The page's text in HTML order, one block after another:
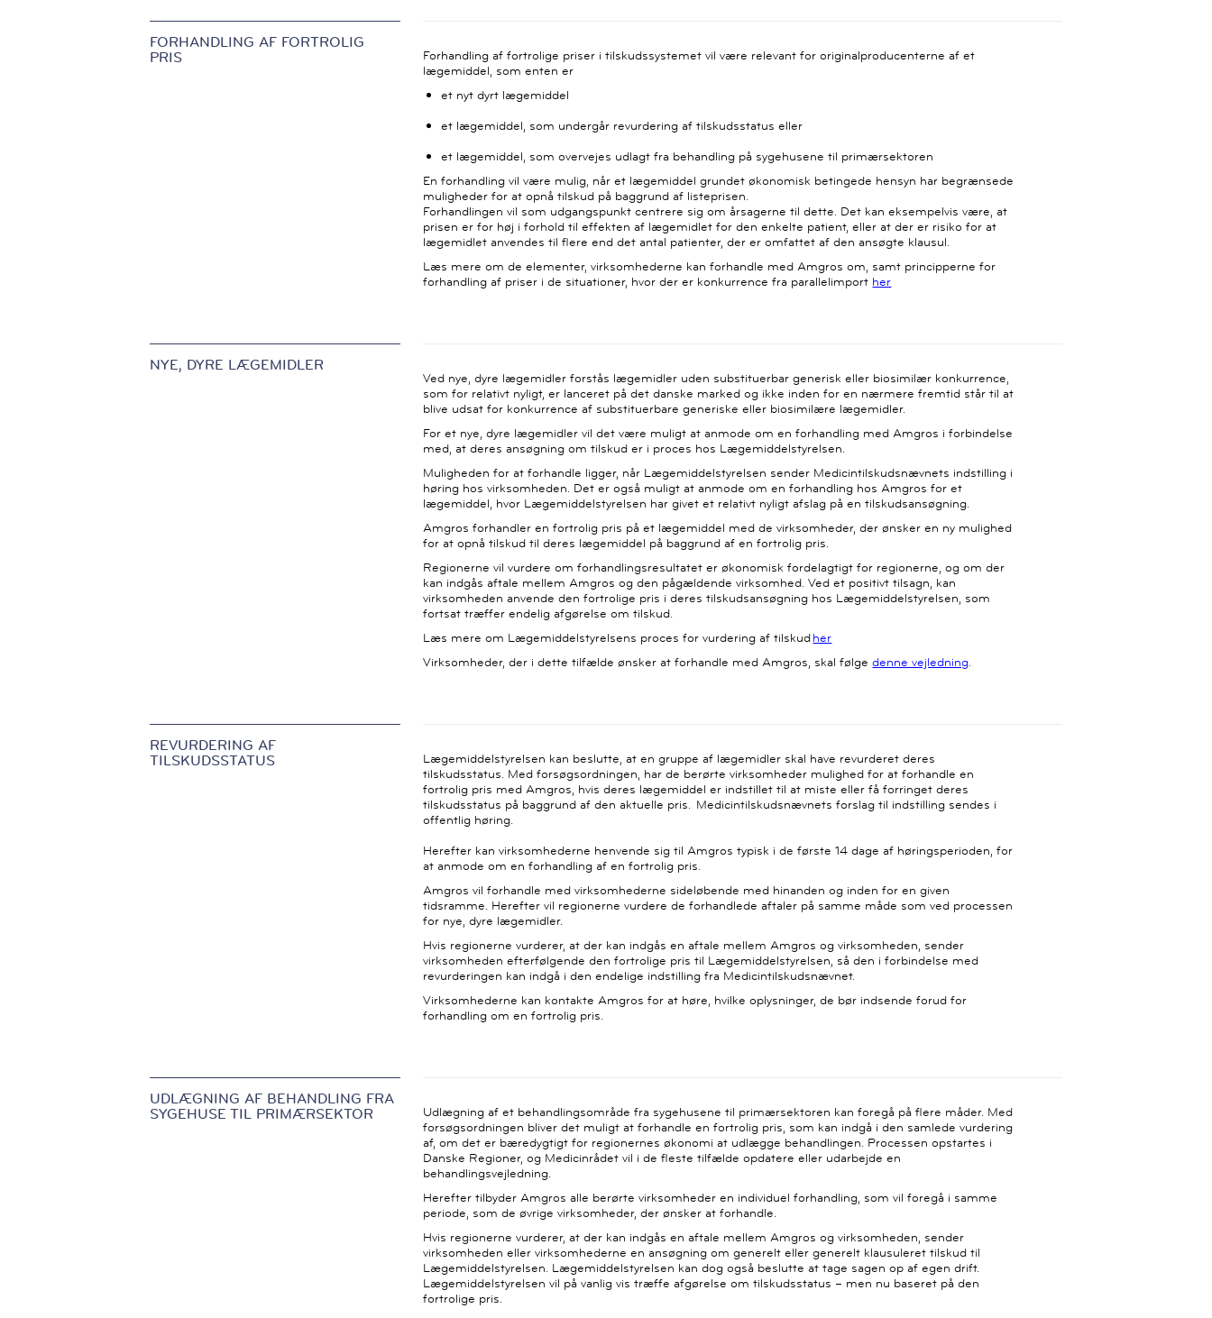
FORHANDLING AF FORTROLIG
PRIS
Forhandling af fortrolige priser i tilskudssystemet vil være relevant for originalproducenterne af et
lægemiddel, som enten er
et nyt dyrt lægemiddel
et lægemiddel, som undergår revurdering af tilskudsstatus eller
et lægemiddel, som overvejes udlagt fra behandling på sygehusene til primærsektoren
En forhandling vil være mulig, når et lægemiddel grundet økonomisk betingede hensyn har begrænsede
muligheder for at opnå tilskud på baggrund af listeprisen.
Forhandlingen vil som udgangspunkt centrere sig om årsagerne til dette. Det kan eksempelvis være, at
prisen er for høj i forhold til effekten af lægemidlet for den enkelte patient, eller at der er risiko for at
lægemidlet anvendes til flere end det antal patienter, der er omfattet af den ansøgte klausul.
Læs mere om de elementer, virksomhederne kan forhandle med Amgros om, samt principperne for
forhandling af priser i de situationer, hvor der er konkurrence fra parallelimport her
NYE, DYRE LÆGEMIDLER
Ved nye, dyre lægemidler forstås lægemidler uden substituerbar generisk eller biosimilær konkurrence,
som for relativt nyligt, er lanceret på det danske marked og ikke inden for en nærmere fremtid står til at
blive udsat for konkurrence af substituerbare generiske eller biosimilære lægemidler.
For et nye, dyre lægemidler vil det være muligt at anmode om en forhandling med Amgros i forbindelse
med, at deres ansøgning om tilskud er i proces hos Lægemiddelstyrelsen.
Muligheden for at forhandle ligger, når Lægemiddelstyrelsen sender Medicintilskudsnævnets indstilling i
høring hos virksomheden. Det er også muligt at anmode om en forhandling hos Amgros for et
lægemiddel, hvor Lægemiddelstyrelsen har givet et relativt nyligt afslag på en tilskudsansøgning.
Amgros forhandler en fortrolig pris på et lægemiddel med de virksomheder, der ønsker en ny mulighed
for at opnå tilskud til deres lægemiddel på baggrund af en fortrolig pris.
Regionerne vil vurdere om forhandlingsresultatet er økonomisk fordelagtigt for regionerne, og om der
kan indgås aftale mellem Amgros og den pågældende virksomhed. Ved et positivt tilsagn, kan
virksomheden anvende den fortrolige pris i deres tilskudsansøgning hos Lægemiddelstyrelsen, som
fortsat træffer endelig afgørelse om tilskud.
Læs mere om Lægemiddelstyrelsens proces for vurdering af tilskudher
Virksomheder, der i dette tilfælde ønsker at forhandle med Amgros, skal følgedenne vejledning.
REVURDERING AF
TILSKUDSSTATUS
Lægemiddelstyrelsen kan beslutte, at en gruppe af lægemidler skal have revurderet deres
tilskudsstatus. Med forsøgsordningen, har de berørte virksomheder mulighed for at forhandle en
fortrolig pris med Amgros, hvis deres lægemiddel er indstillet til at miste eller få forringet deres
tilskudsstatus på baggrund af den aktuelle pris. Medicintilskudsnævnets forslag til indstilling sendes i
offentlig høring.
Herefter kan virksomhederne henvende sig til Amgros typisk i de første 14 dage af høringsperioden, for
at anmode om en forhandling af en fortrolig pris.
Amgros vil forhandle med virksomhederne sideløbende med hinanden og inden for en given
tidsramme. Herefter vil regionerne vurdere de forhandlede aftaler på samme måde som ved processen
for nye, dyre lægemidler.
Hvis regionerne vurderer, at der kan indgås en aftale mellem Amgros og virksomheden, sender
virksomheden efterfølgende den fortrolige pris til Lægemiddelstyrelsen, så den i forbindelse med
revurderingen kan indgå i den endelige indstilling fra Medicintilskudsnævnet.
Virksomhederne kan kontakte Amgros for at høre, hvilke oplysninger, de bør indsende forud for
forhandling om en fortrolig pris.
UDLÆGNING AF BEHANDLING FRA
SYGEHUSE TIL PRIMÆRSEKTOR
Udlægning af et behandlingsområde fra sygehusene til primærsektoren kan foregå på flere måder. Med
forsøgsordningen bliver det muligt at forhandle en fortrolig pris, som kan indgå i den samlede vurdering
af, om det er bæredygtigt for regionernes økonomi at udlægge behandlingen. Processen opstartes i
Danske Regioner, og Medicinrådet vil i de fleste tilfælde opdatere eller udarbejde en
behandlingsvejledning.
Herefter tilbyder Amgros alle berørte virksomheder en individuel forhandling, som vil foregå i samme
periode, som de øvrige virksomheder, der ønsker at forhandle.
Hvis regionerne vurderer, at der kan indgås en aftale mellem Amgros og virksomheden, sender
virksomheden eller virksomhederne en ansøgning om generelt eller generelt klausuleret tilskud til
Lægemiddelstyrelsen. Lægemiddelstyrelsen kan dog også beslutte at tage sagen op af egen drift.
Lægemiddelstyrelsen vil på vanlig vis træffe afgørelse om tilskudsstatus – men nu baseret på den
fortrolige pris.